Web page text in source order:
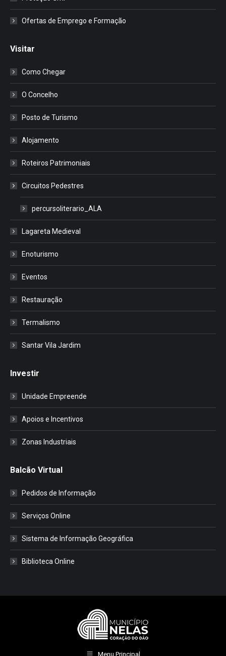
Ofertas de Emprego e Formação
Visitar
Como Chegar
O Concelho
Posto de Turismo
Alojamento
Roteiros Patrimoniais
Circuitos Pedestres
percursoliterario_ALA
Lagareta Medieval
Enoturismo
Eventos
Restauração
Termalismo
Santar Vila Jardim
Investir
Unidade Empreende
Apoios e Incentivos
Zonas Industriais
Balcão Virtual
Pedidos de Informação
Serviços Online
Sistema de Informação Geográfica
Biblioteca Online
Menu Principal